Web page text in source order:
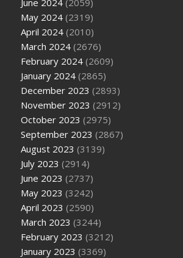
May 2024 (2319)
April 2024 (2010)
March 2024 (2676)
February 2024 (2609)
January 2024 (2865)
December 2023 (2893)
November 2023 (2912)
October 2023 (2975)
September 2023 (2867)
August 2023 (3139)
July 2023 (2914)
June 2023 (2737)
May 2023 (3242)
April 2023 (2590)
March 2023 (3244)
February 2023 (3212)
January 2023 (3369)